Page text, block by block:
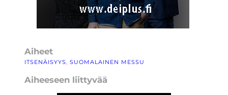
Aiheet
ITSENÄISYYS, SUOMALAINEN MESSU
Aiheeseen liittyvää